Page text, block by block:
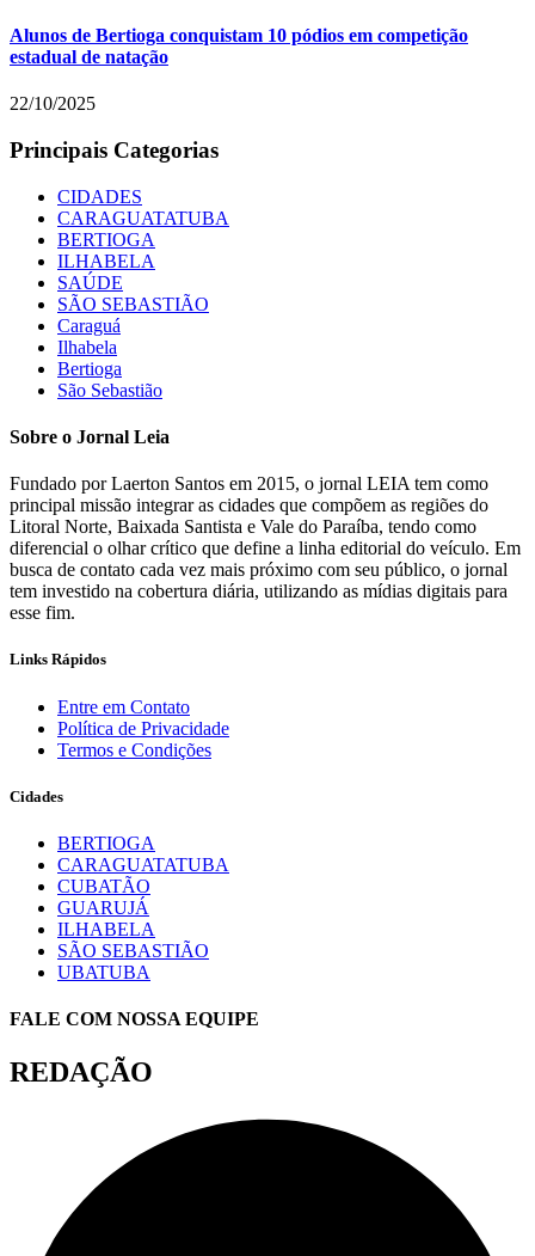
Alunos de Bertioga conquistam 10 pódios em competição
estadual de natação
22/10/2025
Principais Categorias
CIDADES
CARAGUATATUBA
BERTIOGA
ILHABELA
SAÚDE
SÃO SEBASTIÃO
Caraguá
Ilhabela
Bertioga
São Sebastião
Sobre o Jornal Leia
Fundado por Laerton Santos em 2015, o jornal LEIA tem como
principal missão integrar as cidades que compõem as regiões do
Litoral Norte, Baixada Santista e Vale do Paraíba, tendo como
diferencial o olhar crítico que define a linha editorial do veículo. Em
busca de contato cada vez mais próximo com seu público, o jornal
tem investido na cobertura diária, utilizando as mídias digitais para
esse fim.
Links Rápidos
Entre em Contato
Política de Privacidade
Termos e Condições
Cidades
BERTIOGA
CARAGUATATUBA
CUBATÃO
GUARUJÁ
ILHABELA
SÃO SEBASTIÃO
UBATUBA
FALE COM NOSSA EQUIPE
REDAÇÃO